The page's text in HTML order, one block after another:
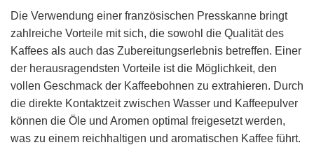
Die Verwendung einer französischen Presskanne bringt
zahlreiche Vorteile mit sich, die sowohl die Qualität des
Kaffees als auch das Zubereitungserlebnis betreffen. Einer
der herausragendsten Vorteile ist die Möglichkeit, den
vollen Geschmack der Kaffeebohnen zu extrahieren. Durch
die direkte Kontaktzeit zwischen Wasser und Kaffeepulver
können die Öle und Aromen optimal freigesetzt werden,
was zu einem reichhaltigen und aromatischen Kaffee führt.